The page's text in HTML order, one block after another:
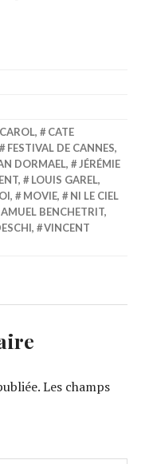
CAROL,
CATE
FESTIVAL DE CANNES,
DORMAEL,
JÉRÉMIE
, LOUIS GAREL,
, MOVIE,
NI LE CIEL
BENCHETRIT,
,
VINCENT
Les champs